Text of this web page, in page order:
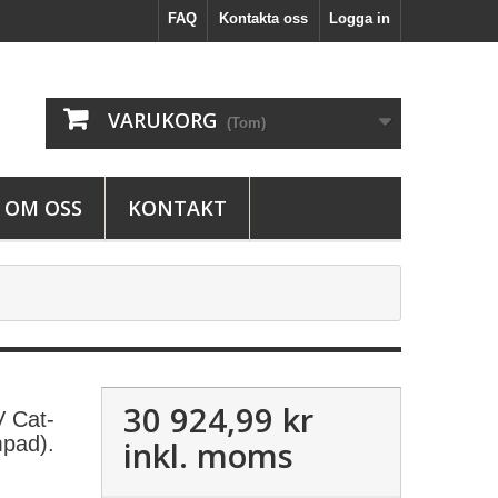
Logga in
Kontakta oss
FAQ
VARUKORG (Tom)
OM OSS KONTAKT
Cat-
30 924,99 kr
inkl. moms